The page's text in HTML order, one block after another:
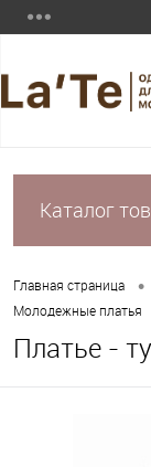
Каталог
Главная страница •
Молодежные платья
Платье -